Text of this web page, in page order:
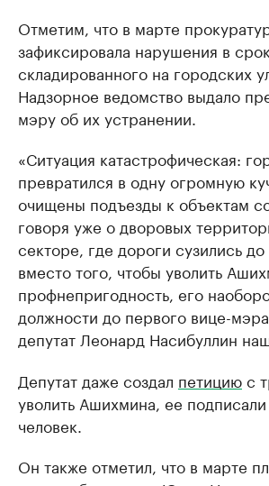
Отметим, что в марте
зафиксировала нарушения в
складированного на городских
Надзорное ведомство выдало
мэру об их устранении.
«Ситуация катастрофическая:
превратился в одну огромную
очищены подъезды к объектам
говоря уже о дворовых
секторе, где дороги сузились
вместо того, чтобы уволить
профнепригодность, его
должности до первого вице-
депутат Леонард Насибуллин
Депутат даже создал петициюс
уволить Ашихмина, ее
человек.
Он также отметил, что в марте